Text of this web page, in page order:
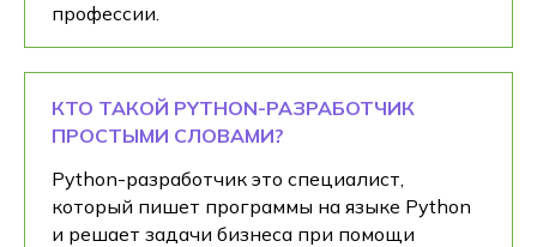
профессии.
КТО ТАКОЙ PYTHON-РАЗРАБОТЧИК
ПРОСТЫМИ СЛОВАМИ?
Python-разработчик это специалист,
который пишет программы на языке Python
и решает задачи бизнеса при помощи